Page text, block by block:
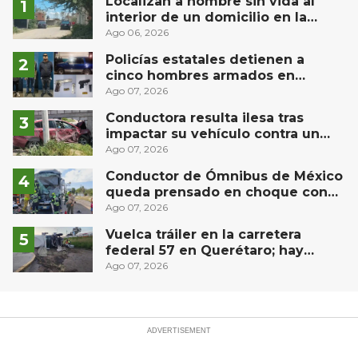
interior de un domicilio en la
comunidad El Rodeo, San Juan del
Ago 06, 2026
Policías estatales detienen a
cinco hombres armados en
Puebla capital
Ago 07, 2026
Conductora resulta ilesa tras
impactar su vehículo contra un
muro en Huimilpan
Ago 07, 2026
Conductor de Ómnibus de México
queda prensado en choque con
materialista en San Juan del Río
Ago 07, 2026
Vuelca tráiler en la carretera
federal 57 en Querétaro; hay
derrame de combustible
Ago 07, 2026